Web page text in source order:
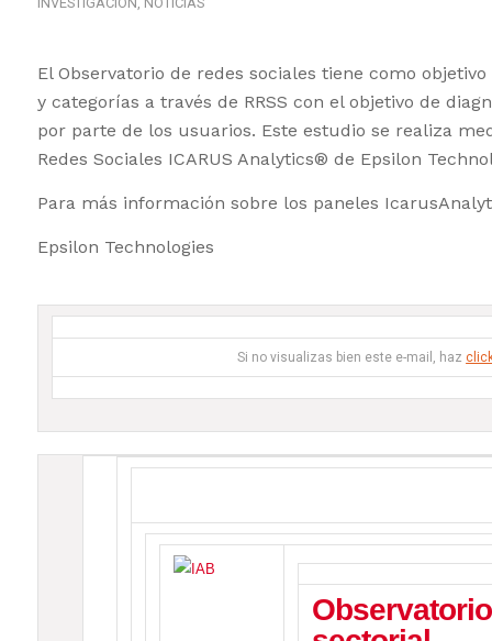
El Observatorio de redes sociales tiene como
y categorías a través de RRSS con el objetivo de
por parte de los usuarios. Este estudio se realiza
Redes Sociales ICARUS Analytics® de Epsilon
Para más información sobre los paneles
Epsilon Technologies
Si no visualizas bien este e-mail, haz
Observatorio